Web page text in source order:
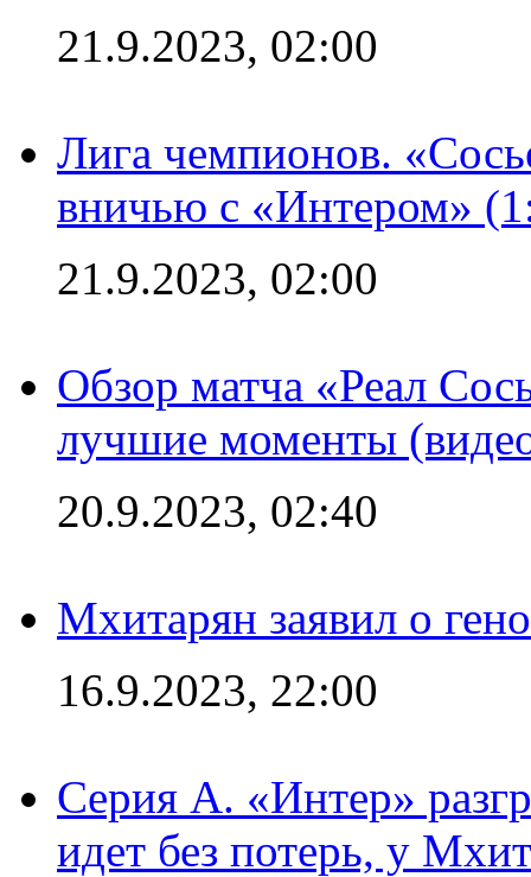
21.9.2023, 02:00
Лига чемпионов.
вничью с «Интером»
21.9.2023, 02:00
Обзор матча «Реал
лучшие моменты
20.9.2023, 02:40
Мхитарян заявил о
16.9.2023, 22:00
Серия А. «Интер»
идет без потерь, у